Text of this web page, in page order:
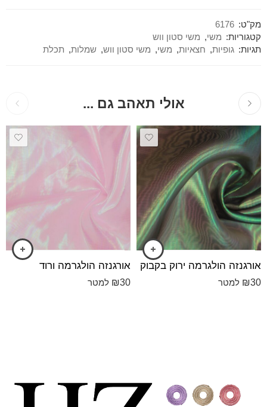
מק"ט: 6176
קטגוריות: משי, משי סטון ווש
תגיות: גופיות, חצאיות, משי, משי סטון ווש, שמלות, תכלת
אולי תאהב גם ...
אורגנזה הולגרמה ירוק בקבוק
₪30 למטר
אורגנזה הולגרמה ורוד
₪30 למטר